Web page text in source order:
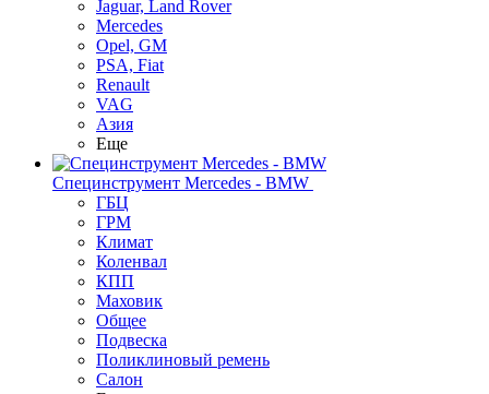
Jaguar, Land Rover
Mercedes
Opel, GM
PSA, Fiat
Renault
VAG
Азия
Еще
Специнструмент Mercedes - BMW
ГБЦ
ГРМ
Климат
Коленвал
КПП
Маховик
Общее
Подвеска
Поликлиновый ремень
Салон